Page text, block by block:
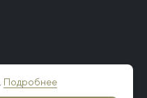
Подробнее